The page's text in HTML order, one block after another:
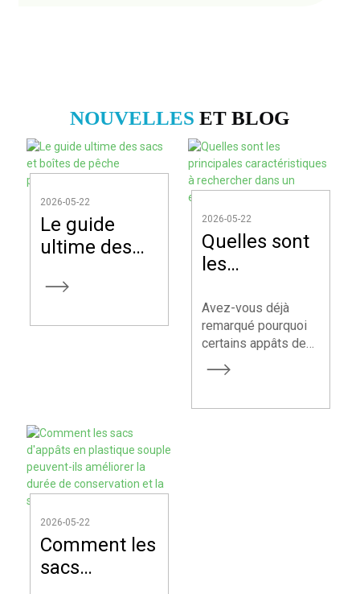
NOUVELLES ET BLOG
2026-05-22
Le guide
ultime des
boîtes de
2026-05-22
Quelles sont
les
caractéristiques
à rechercher
dans un
emballage
Avez-vous déjà
remarqué pourquoi
certains appâts de
pêche se vendent
comme des petits
2026-05-22
Comment les
sacs